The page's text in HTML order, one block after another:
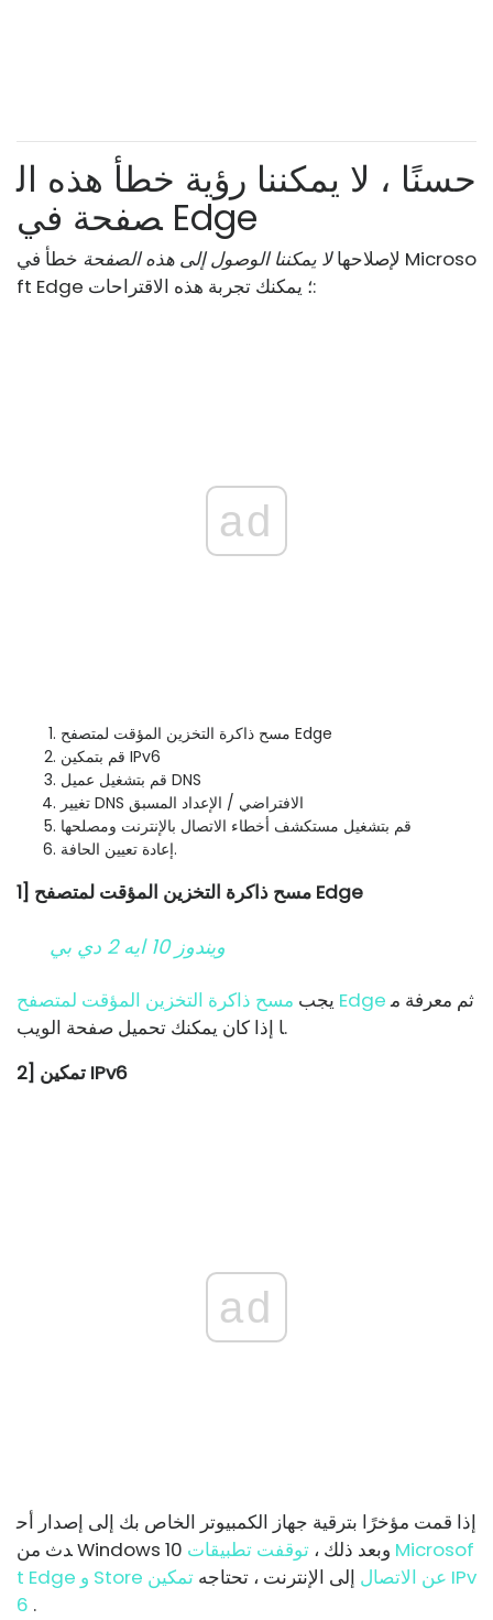
حسنًا ، لا يمكننا رؤية خطأ هذه ال
صفحة في Edge
لإصلاحهالا يمكننا الوصول إلى هذه الصفحة خطأ في Microso
ft Edge ؛ يمكنك تجربة هذه الاقتراحات:
ad
مسح ذاكرة التخزين المؤقت لمتصفح Edge
قم بتمكين IPv6
قم بتشغيل عميل DNS
تغيير DNS الافتراضي / الإعداد المسبق
قم بتشغيل مستكشف أخطاء الاتصال بالإنترنت ومصلحها
إعادة تعيين الحافة.
1] مسح ذاكرة التخزين المؤقت لمتصفح Edge
ويندوز 10 ايه 2 دي بي
يجب مسح ذاكرة التخزين المؤقت لمتصفح Edgeثم معرفة م
ا إذا كان يمكنك تحميل صفحة الويب.
2] تمكين IPv6
ad
إذا قمت مؤخرًا بترقية جهاز الكمبيوتر الخاص بك إلى إصدار أح
دث من Windows 10 وبعد ذلك ، توقفت تطبيقات Microsof
t Edge و Store عن الاتصال إلى الإنترنت ، تحتاجه تمكين IPv
6 .